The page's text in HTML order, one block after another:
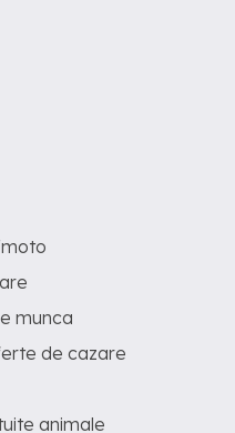
munca
de cazare
animale